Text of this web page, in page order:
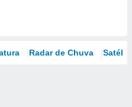
Radar de Chuva